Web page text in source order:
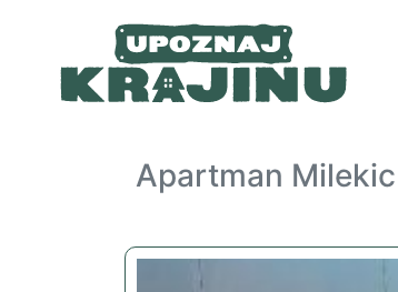
Apartman Milekic